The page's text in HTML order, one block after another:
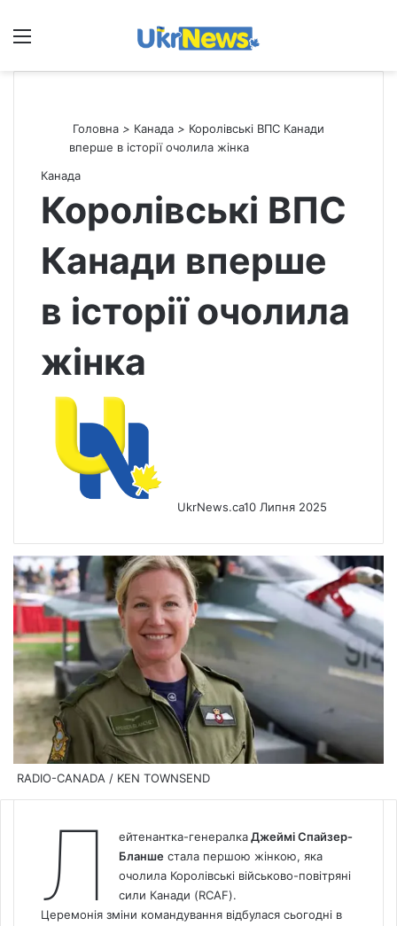
Меню
Головна > Канада > Королівські ВПС Канади
вперше в історії очолила жінка
Канада
Королівські ВПС
Канади вперше
в історії очолила
жінка
UkrNews.ca10 Липня 2025
RADIO-CANADA / KEN TOWNSEND
Л ейтенантка-генералкаДжеймі Спайзер-
Бланшестала першою жінкою, яка
очолила Королівські військово-повітряні
сили Канади (RCAF).
Церемонія зміни командування відбулася сьогодні в